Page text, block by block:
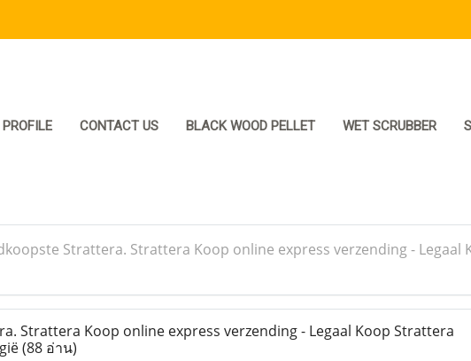
CONTACT US BLACK WOOD PELLET WET SCRUBBER
Strattera. Strattera Koop online express verzending - Legaal
Strattera Koop online express verzending - Legaal Koop Strattera
(88 อ่าน)